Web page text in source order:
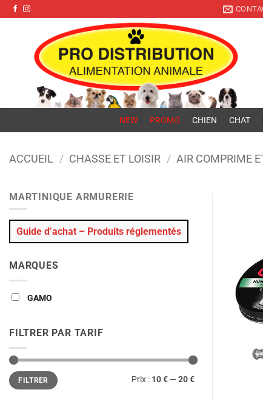
Pro Distribution
Passer
au
NEW PROMO CHIEN CHAT
ACCUEIL / CHASSE ET LOISIR / AIR COMPRIME
MARTINIQUE ARMURERIE
Guide d’achat – Produits réglementés
MARQUES
GAMO
FILTRER PAR TARIF
Prix
min
Prix
maxFILTRER Prix : 10 € — 20 €